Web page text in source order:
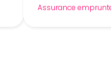
garantit des
Assurance